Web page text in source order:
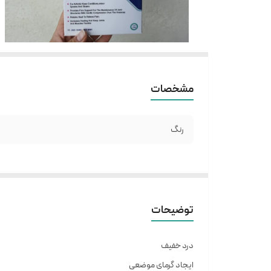
مشخصات
رنگ
توضیحات
درد خفیف
ایجاد گرمای موضعی